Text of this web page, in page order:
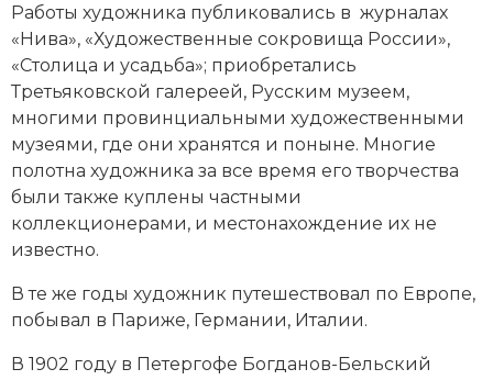
Работы художника публиковались в журналах
«Нива», «Художественные сокровища России»,
«Столица и усадьба»; приобретались
Третьяковской галереей, Русским музеем,
многими провинциальными художественными
музеями, где они хранятся и поныне. Многие
полотна художника за все время его творчества
были также куплены частными
коллекционерами, и местонахождение их не
известно.
В те же годы художник путешествовал по Европе,
побывал в Париже, Германии, Италии.
В 1902 году в Петергофе Богданов-Бельский